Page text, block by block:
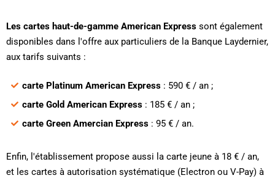
Les cartes haut-de-gamme American Express sont également
disponibles dans l'offre aux particuliers de la Banque Laydernier,
aux tarifs suivants :
carte Platinum American Express: 590 € / an ;
carte Gold American Express: 185 € / an ;
carte Green Amercian Express: 95 € / an.
Enfin, l'établissement propose aussi la carte jeune à 18 € / an,
et les cartes à autorisation systématique (Electron ou V-Pay) à